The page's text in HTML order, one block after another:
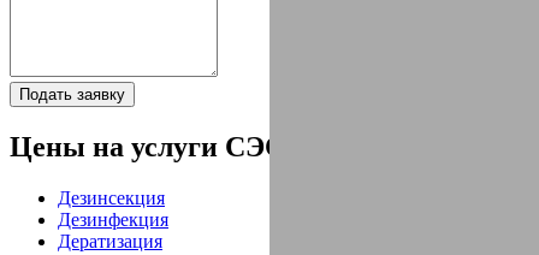
Подать заявку
Цены на услуги СЭС
Дезинсекция
Дезинфекция
Дератизация